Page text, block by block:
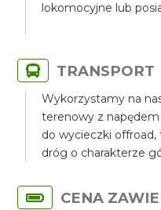
lokomocyjne lub
TRANSPORT
Wykorzystamy na
terenowy z
do wycieczki offroad,
dróg o charakterze
CENA